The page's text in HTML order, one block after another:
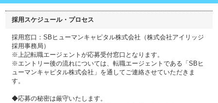
採用スケジュール・プロセス
採用窓口：SBヒューマンキャピタル株式会社（株式会社アイリッジ
採用事務局）
※上記転職エージェントが応募受付窓口となります。
※エントリー後の流れについては、転職エージェントである「SBヒ
ューマンキャピタル株式会社」を通してご連絡させていただきま
す。
◆応募の秘密は厳守いたします。